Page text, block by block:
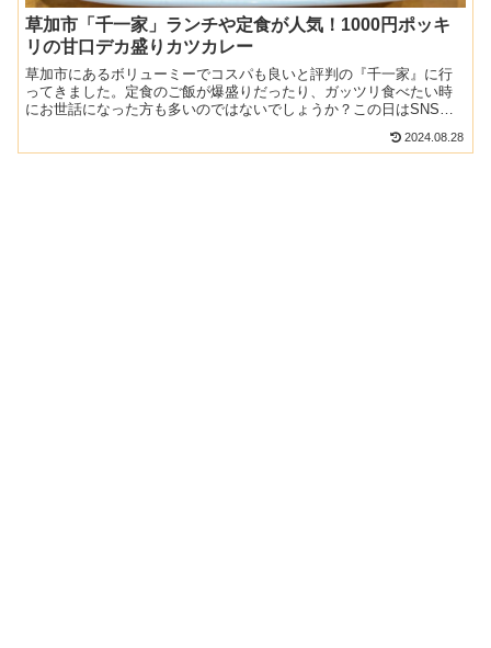
草加市「千一家」ランチや定食が人気！1000円ポッキ
リの甘口デカ盛りカツカレー
草加市にあるボリューミーでコスパも良いと評判の『千一家』に行
ってきました。定食のご飯が爆盛りだったり、ガッツリ食べたい時
にお世話になった方も多いのではないでしょうか？この日はSNSで
2024.08.28